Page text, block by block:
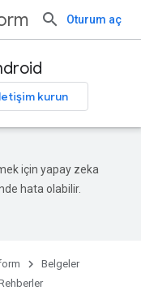
Oturum aç
kurun
için yapay zeka
hata olabilir.
Belgeler